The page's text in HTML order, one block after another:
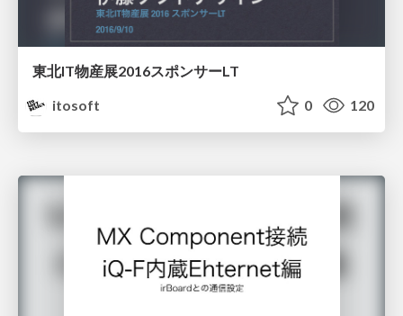
東北IT物産展2016スポンサーLT
itosoft
0 120